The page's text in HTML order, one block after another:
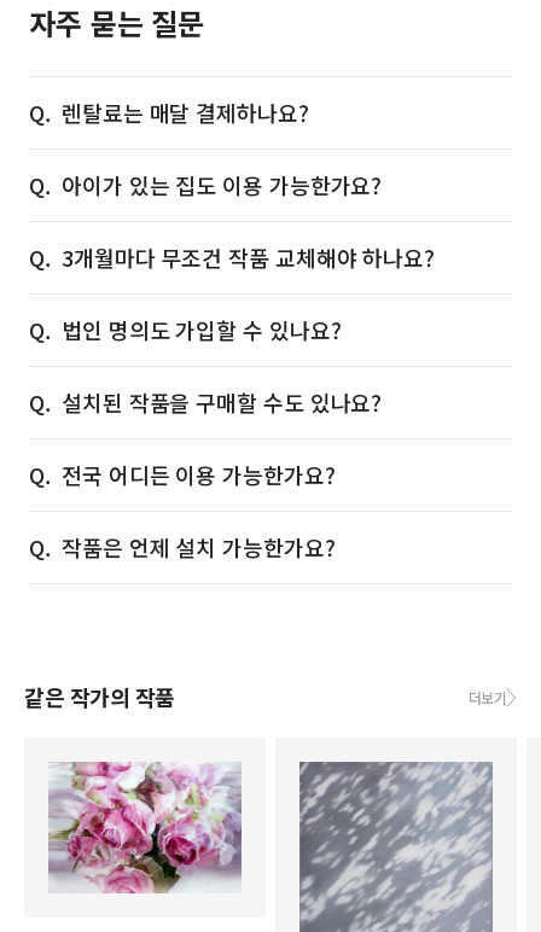
자주 묻는 질문
렌탈료는 매달 결제하나요?
아이가 있는 집도 이용 가능한가요?
3개월마다 무조건 작품 교체해야 하나요?
법인 명의도 가입할 수 있나요?
설치된 작품을 구매할 수도 있나요?
전국 어디든 이용 가능한가요?
작품은 언제 설치 가능한가요?
같은 작가의 작품 더보기